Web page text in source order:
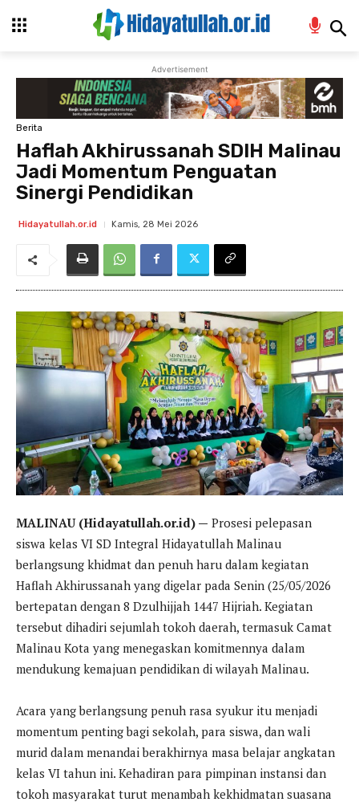
Advertisement
Berita
Haflah Akhirussanah SDIH Malinau
Jadi Momentum Penguatan
Sinergi Pendidikan
Hidayatullah.or.id Kamis, 28 Mei 2026
MALINAU (Hidayatullah.or.id) — Prosesi pelepasan
siswa kelas VI SD Integral Hidayatullah Malinau
berlangsung khidmat dan penuh haru dalam kegiatan
Haflah Akhirussanah yang digelar pada Senin (25/05/2026
bertepatan dengan 8 Dzulhijjah 1447 Hijriah. Kegiatan
tersebut dihadiri sejumlah tokoh daerah, termasuk Camat
Malinau Kota yang menegaskan komitmennya dalam
mendukung kemajuan pendidikan di wilayah Malinau.
Acara yang berlangsung penuh rasa syukur itu menjadi
momentum penting bagi sekolah, para siswa, dan wali
murid dalam menandai berakhirnya masa belajar angkatan
kelas VI tahun ini. Kehadiran para pimpinan instansi dan
tokoh masyarakat turut menambah kekhidmatan suasana